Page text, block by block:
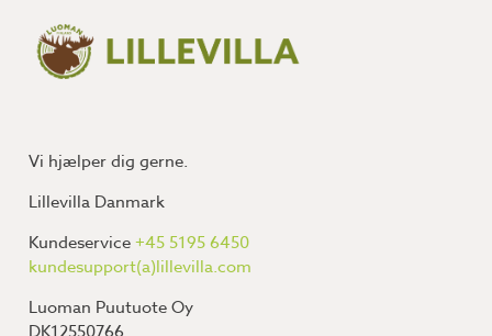
Vi hjælper dig gerne.
Lillevilla Danmark
Kundeservice+45 5195 6450
kundesupport(a)lillevilla.com
Luoman Puutuote Oy